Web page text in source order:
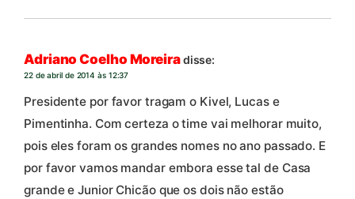
Adriano Coelho Moreiradisse:
22 de abril de 2014 às 12:37
Presidente por favor tragam o Kivel, Lucas e
Pimentinha. Com certeza o time vai melhorar muito,
pois eles foram os grandes nomes no ano passado. E
por favor vamos mandar embora esse tal de Casa
grande e Junior Chicão que os dois não estão